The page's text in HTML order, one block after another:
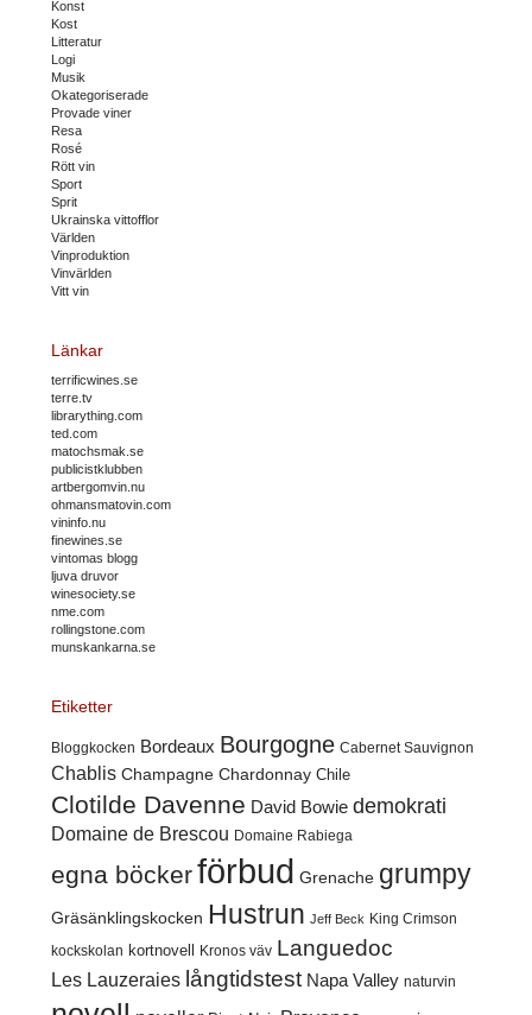
Konst
Kost
Litteratur
Logi
Musik
Okategoriserade
Provade viner
Resa
Rosé
Rött vin
Sport
Sprit
Ukrainska vittofflor
Världen
Vinproduktion
Vinvärlden
Vitt vin
Länkar
terrificwines.se
terre.tv
librarything.com
ted.com
matochsmak.se
publicistklubben
artbergomvin.nu
ohmansmatovin.com
vininfo.nu
finewines.se
vintomas blogg
ljuva druvor
winesociety.se
nme.com
rollingstone.com
munskankarna.se
Etiketter
Bloggkocken Bordeaux Bourgogne Cabernet Sauvignon
Chablis Champagne Chardonnay Chile
Clotilde Davenne David Bowie demokrati
Domaine de Brescou Domaine Rabiega
egna böckerförbud Grenache grumpy
Gräsänklingskocken Hustrun Jeff Beck King Crimson
kockskolan kortnovell Kronos väv Languedoc
Les Lauzeraies långtidstest Napa Valley naturvin